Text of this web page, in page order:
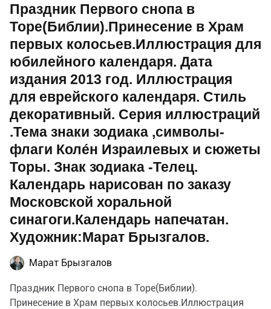
Праздник Первого снопа в
Торе(Библии).Принесение в Храм
первых колосьев.Иллюстрация для
юбилейного календаря. Дата
издания 2013 год. Иллюстрация
для еврейского календаря. Стиль
декоративный. Серия иллюстраций
.Тема знаки зодиака ,символы-
флаги Коле́н Израилевых и сюжеты
Торы. Знак зодиака -Телец.
Календарь нарисован по заказу
Московской хоральной
синагоги.Календарь напечатан.
Художник:Марат Брызгалов.
Марат Брызгалов
Праздник Первого снопа в Торе(Библии).
Принесение в Храм первых колосьев.Иллюстрация